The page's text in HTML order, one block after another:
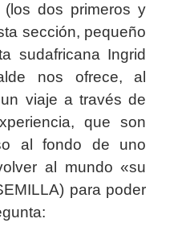
dos primeros y
sección, pequeño
sudafricana Ingrid
nos ofrece, al
viaje a través de
que son
al fondo de uno
al mundo «su
para poder